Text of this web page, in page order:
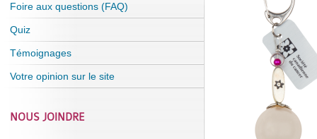
Foire aux questions (FAQ)
Quiz
Témoignages
Votre opinion sur le site
NOUS JOINDRE